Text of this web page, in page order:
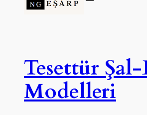
Tesettür Şal-
Modelleri